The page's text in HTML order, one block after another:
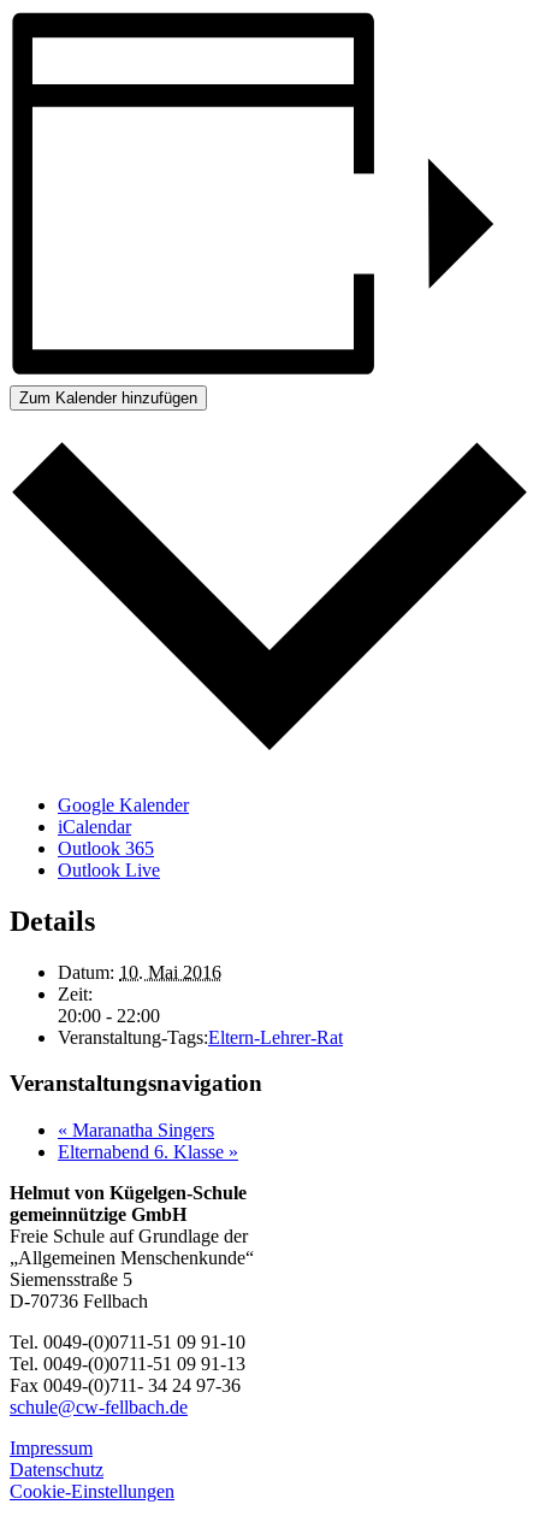
Zum Kalender hinzufügen
Google Kalender
iCalendar
Outlook 365
Outlook Live
Details
Datum: 10. Mai 2016
Zeit:
20:00 - 22:00
Veranstaltung-Tags:Eltern-Lehrer-Rat
Veranstaltungsnavigation
« Maranatha Singers
Elternabend 6. Klasse »
Helmut von Kügelgen-Schule
gemeinnützige GmbH
Freie Schule auf Grundlage der
„Allgemeinen Menschenkunde“
Siemensstraße 5
D-70736 Fellbach
Tel. 0049-(0)0711-51 09 91-10
Tel. 0049-(0)0711-51 09 91-13
Fax 0049-(0)711- 34 24 97-36
schule@cw-fellbach.de
Impressum
Datenschutz
Cookie-Einstellungen